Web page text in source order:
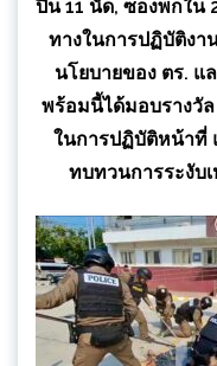
ปืน 11 นัด, ซองพกใน
ทางในการปฏิบัติง
นโยบายของ ตร. แ
พร้อมนี้ได้มอบรางวั
ในการปฏิบัติหน้าที่
ทบทวนการระงับ